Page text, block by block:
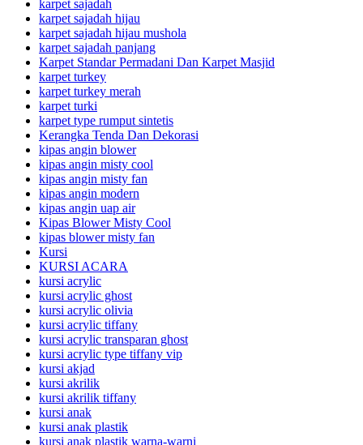
karpet sajadah
karpet sajadah hijau
karpet sajadah hijau mushola
karpet sajadah panjang
Karpet Standar Permadani Dan Karpet Masjid
karpet turkey
karpet turkey merah
karpet turki
karpet type rumput sintetis
Kerangka Tenda Dan Dekorasi
kipas angin blower
kipas angin misty cool
kipas angin misty fan
kipas angin modern
kipas angin uap air
Kipas Blower Misty Cool
kipas blower misty fan
Kursi
KURSI ACARA
kursi acrylic
kursi acrylic ghost
kursi acrylic olivia
kursi acrylic tiffany
kursi acrylic transparan ghost
kursi acrylic type tiffany vip
kursi akjad
kursi akrilik
kursi akrilik tiffany
kursi anak
kursi anak plastik
kursi anak plastik warna-warni